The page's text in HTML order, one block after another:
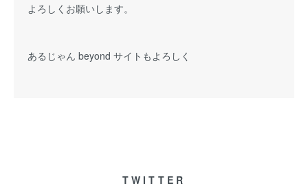
よろしくお願いします。
あるじゃん beyond サイトもよろしく
TWITTER